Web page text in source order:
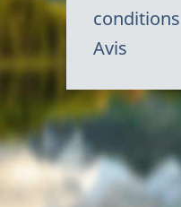
conditions
Avis